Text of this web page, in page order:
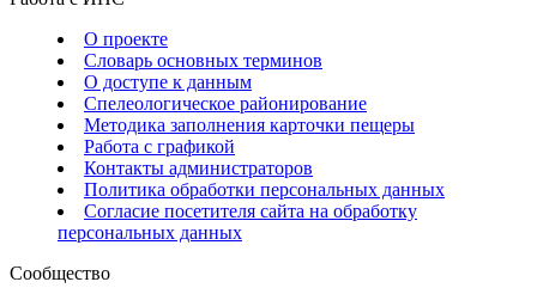
О проекте
Словарь основных терминов
О доступе к данным
Спелеологическое районирование
Методика заполнения карточки пещеры
Работа с графикой
Контакты администраторов
Политика обработки персональных данных
Согласие посетителя сайта на обработку
персональных данных
Сообщество